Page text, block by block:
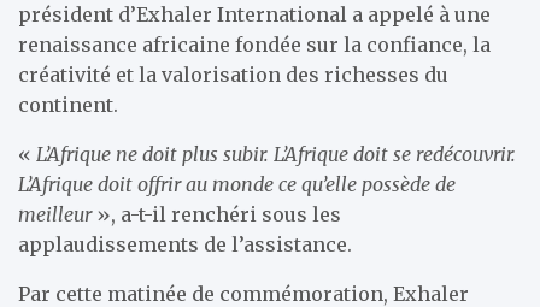
président d’Exhaler International a appelé à une
renaissance africaine fondée sur la confiance, la
créativité et la valorisation des richesses du
continent.
« L’Afrique ne doit plus subir. L’Afrique doit se redécouvrir.
L’Afrique doit offrir au monde ce qu’elle possède de
meilleur», a-t-il renchéri sous les
applaudissements de l’assistance.
Par cette matinée de commémoration, Exhaler